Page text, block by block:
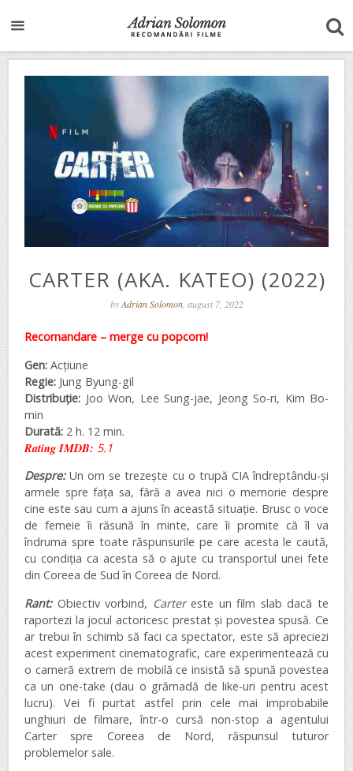
CARTER (AKA. KATEO) (2022)
byAdrian Solomon, august 7, 2022
Recomandare – merge cu popcorn!
Gen: Acțiune
Regie: Jung Byung-gil
Distribuție: Joo Won, Lee Sung-jae, Jeong So-ri, Kim Bo-
min
Durată: 2 h. 12 min.
Rating IMDB: 5.1
Despre:Un om se trezește cu o trupă CIA îndreptându-și
armele spre fața sa, fără a avea nici o memorie despre
cine este sau cum a ajuns în această situație. Brusc o voce
de femeie îi răsună în minte, care îi promite că îl va
îndruma spre toate răspunsurile pe care acesta le caută,
cu condiția ca acesta să o ajute cu transportul unei fete
din Coreea de Sud în Coreea de Nord.
Rant: Obiectiv vorbind, Cartereste un film slab dacă te
raportezi la jocul actoricesc prestat și povestea spusă. Ce
ar trebui în schimb să faci ca spectator, este să apreciezi
acest experiment cinematografic, care experimentează cu
o cameră extrem de mobilă ce insistă să spună povestea
ca un one-take (dau o grămadă de like-uri pentru acest
lucru). Vei fi purtat astfel prin cele mai improbabile
unghiuri de filmare, într-o cursă non-stop a agentului
Carter spre Coreea de Nord, răspunsul tuturor
problemelor sale.